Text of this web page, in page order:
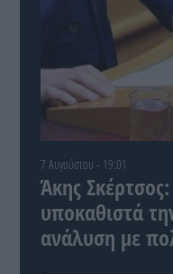
7 Αυγούστου - 19:01
Άκης
υποκαθιστά
ανάλυση με